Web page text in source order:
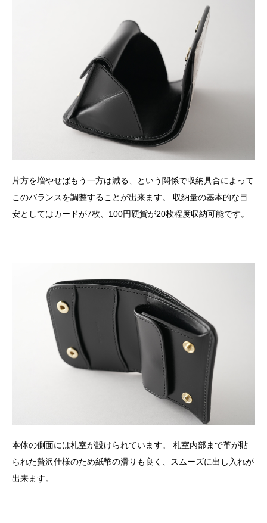
片方を増やせばもう一方は減る、という関係で収納具合によって
このバランスを調整することが出来ます。 収納量の基本的な目
安としてはカードが7枚、100円硬貨が20枚程度収納可能です。
本体の側面には札室が設けられています。 札室内部まで革が貼
られた贅沢仕様のため紙幣の滑りも良く、スムーズに出し入れが
出来ます。